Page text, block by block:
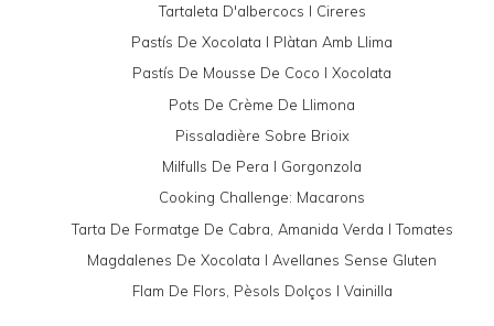
Tartaleta D'albercocs I Cireres
Pastís De Xocolata I Plàtan Amb Llima
Pastís De Mousse De Coco I Xocolata
Pots De Crème De Llimona
Pissaladière Sobre Brioix
Milfulls De Pera I Gorgonzola
Cooking Challenge: Macarons
Tarta De Formatge De Cabra, Amanida Verda I Tomates
Magdalenes De Xocolata I Avellanes Sense Gluten
Flam De Flors, Pèsols Dolços I Vainilla